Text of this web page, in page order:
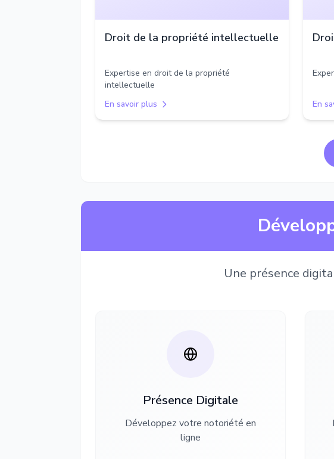
Droit de la propriété intellectuelle
Expertise en droit de la propriété
intellectuelle
En savoir plus
En
Une présence
Présence Digitale
Développez votre notoriété en
ligne